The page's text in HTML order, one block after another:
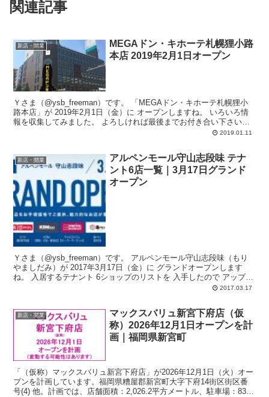
関連記事
新店・開業
MEGAドン・キホーテ札幌狸小路
本店 2019年2月1日オープン
Ｙさま（@ysb_freeman）です。 「MEGAドン・キホーテ札幌狸小
路本店」が 2019年2月1日（金）に オープンしますね。 いろいろ情
報を収集してみました。 よろしければ最後までお付き合い下さい。
2019.01.11
新店・開業
アルペンモール守山志段味 テナ
ント6店一覧｜3月17日グランド
オープン
Ｙさま（@ysb_freeman）です。 アルペンモール守山志段味（もり
やましだみ）が 2017年3月17日（金）に グランドオープンします
ね。 入居するテナント 6ショップのリストを 入手したので アップし
2017.03.17
新店・開業
マックスバリュ新宮下府店（仮
称）2026年12月1日オープンを計
画｜福岡県新宮町
「（仮称）マックスバリュ新宮下府店」が2026年12月1日（火）オー
プンを計画しています。福岡県糟屋郡新宮町大字下府14街区街区番
号(4) 他。計画では、店舗面積：2,026.2平方メートル、駐車場：83